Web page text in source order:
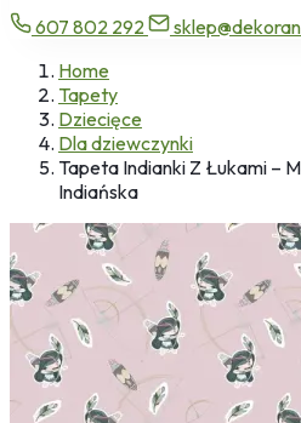
607 802 292
Home
Tapety
Dziecięce
Dla dziewczynki
Tapeta Indianki Z Łukami –
Indiańska